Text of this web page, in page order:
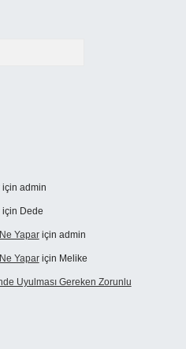
için admin
için Dede
Yapariçin admin
Yapariçin Melike
Uyulması Gereken Zorunlu